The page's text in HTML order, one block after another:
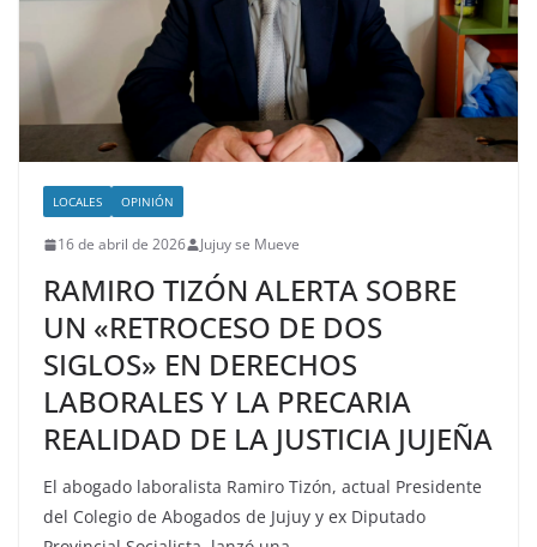
LOCALES OPINIÓN
16 de abril de 2026 Jujuy se Mueve
RAMIRO TIZÓN ALERTA SOBRE
UN «RETROCESO DE DOS
SIGLOS» EN DERECHOS
LABORALES Y LA PRECARIA
REALIDAD DE LA JUSTICIA JUJEÑA
El abogado laboralista Ramiro Tizón, actual Presidente
del Colegio de Abogados de Jujuy y ex Diputado